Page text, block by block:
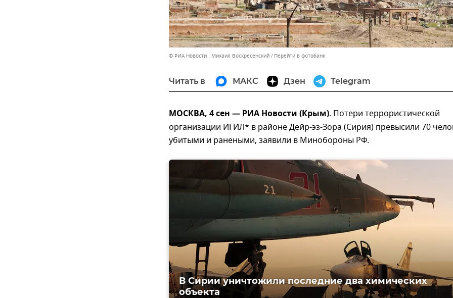
© РИА Новости . Михаил Воскресенский Перейти в фотобанк
Читать в МАКС Дзен Telegram
МОСКВА, 4 сен — РИА Новости (Крым). Потери террористической
организации ИГИЛ* в районе Дейр-эз-Зора (Сирия) превысили 70
убитыми и ранеными, заявили в Минобороны РФ.
В Сирии уничтожили последние два химических
объекта